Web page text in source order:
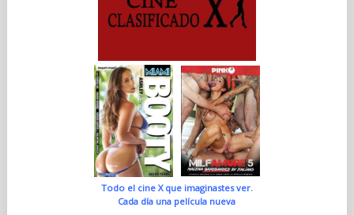
Todo el cine X que imaginastes ver.
Cada día una película nueva